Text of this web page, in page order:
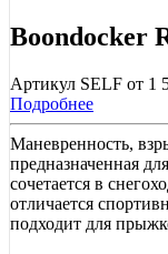
Boondocker
Артикул SELF от 1
Подробнее
Маневренность,
предназначенная
сочетается в
отличается
подходит для